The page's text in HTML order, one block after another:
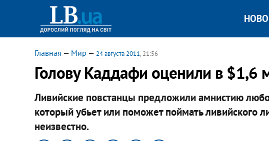
Главная — Мир — 24 августа 2011, 21:56
Голову Каддафи оценили в $1,6
Ливийские повстанцы предложили амнистию
который убьет или поможет поймать ливийского
неизвестно.